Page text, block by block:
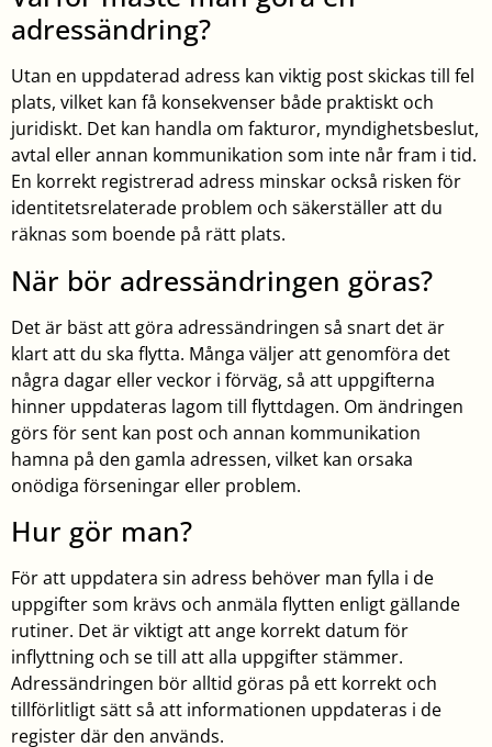
adressändring?
Utan en uppdaterad adress kan viktig post skickas till fel
plats, vilket kan få konsekvenser både praktiskt och
juridiskt. Det kan handla om fakturor, myndighetsbeslut,
avtal eller annan kommunikation som inte når fram i tid.
En korrekt registrerad adress minskar också risken för
identitetsrelaterade problem och säkerställer att du
räknas som boende på rätt plats.
När bör adressändringen göras?
Det är bäst att göra adressändringen så snart det är
klart att du ska flytta. Många väljer att genomföra det
några dagar eller veckor i förväg, så att uppgifterna
hinner uppdateras lagom till flyttdagen. Om ändringen
görs för sent kan post och annan kommunikation
hamna på den gamla adressen, vilket kan orsaka
onödiga förseningar eller problem.
Hur gör man?
För att uppdatera sin adress behöver man fylla i de
uppgifter som krävs och anmäla flytten enligt gällande
rutiner. Det är viktigt att ange korrekt datum för
inflyttning och se till att alla uppgifter stämmer.
Adressändringen bör alltid göras på ett korrekt och
tillförlitligt sätt så att informationen uppdateras i de
register där den används.